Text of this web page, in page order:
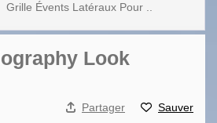
Grille Évents Latéraux Pour ..
Look
Partager Sauver